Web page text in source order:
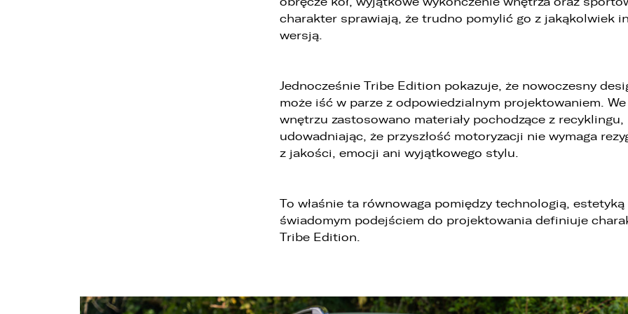
charakter sprawiają, że trudno pomylić go z jakąkolwiek
wersją.
Jednocześnie Tribe Edition pokazuje, że nowoczesny
może iść w parze z odpowiedzialnym projektowaniem. We
wnętrzu zastosowano materiały pochodzące z recyklingu,
udowadniając, że przyszłość motoryzacji nie wymaga
z jakości, emocji ani wyjątkowego stylu.
To właśnie ta równowaga pomiędzy technologią, estetyką
świadomym podejściem do projektowania definiuje
Tribe Edition.
WHATSAPP
SKOPIUJ LINK
4. Podanie danych osobowych jest dobrowolne, jednakże Ich brak
uniemożliwi realizację powyższych celów oraz kontakt z Państwem.
6. Administrator nie przekazuje danych osobowych do państwa
trzeciego lub organizacji międzynarodowej.